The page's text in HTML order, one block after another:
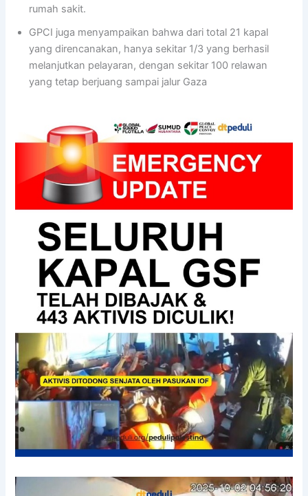
rumah sakit.
GPCI juga menyampaikan bahwa dari total 21 kapal
yang direncanakan, hanya sekitar 1/3 yang berhasil
melanjutkan pelayaran, dengan sekitar 100 relawan
yang tetap berjuang sampai jalur Gaza